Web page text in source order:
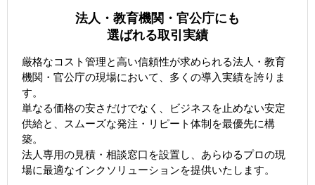
法人・教育機関・官公庁にも
選ばれる取引実績
厳格なコスト管理と高い信頼性が求められる法人・教育
機関・官公庁の現場において、多くの導入実績を誇りま
す。
単なる価格の安さだけでなく、ビジネスを止めない安定
供給と、スムーズな発注・リピート体制を最優先に構
築。
法人専用の見積・相談窓口を設置し、あらゆるプロの現
場に最適なインクソリューションを提供いたします。